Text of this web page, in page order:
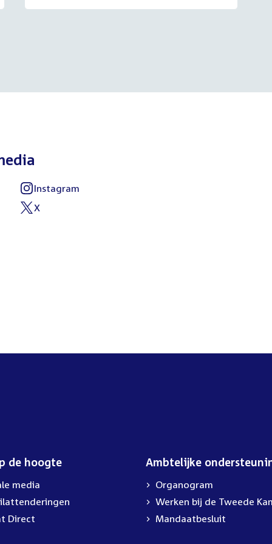
External
link:
Instagram
External
X
de hoogte
media
Direct
Ambtelijke
Organogram
External
link:
Werken bij de Tweede
Mandaatbesluit